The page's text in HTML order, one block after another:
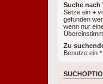
Suche nach
Setze ein +
gefunden
wenn nur
Zu
Benutze ein